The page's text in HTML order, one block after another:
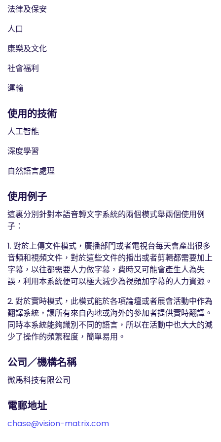
法律及保安
人口
康樂及文化
社會福利
運輸
使用的技術
人工智能
深度學習
自然語言處理
使用例子
這裏分別針對本語音轉文字系統的兩個模式舉兩個使用例
子：
1. 對於上傳文件模式，廣播部門或者電視台每天會產出很多
音頻和視頻文件，對於這些文件的播出或者剪輯都需要加上
字幕，以往都需要人力做字幕，費時又可能會產生人為失
誤，利用本系統便可以極大減少為視頻加字幕的人力資源。
2. 對於實時模式，此模式能於各項論壇或者展會活動中作為
翻譯系統，讓所有來自內地或海外的參加者提供實時翻譯。
同時本系統能夠識別不同的語言，所以在活動中也大大的減
少了操作的頻繁程度，簡單易用。
公司／機構名稱
微馬科技有限公司
電郵地址
chase@vision-matrix.com